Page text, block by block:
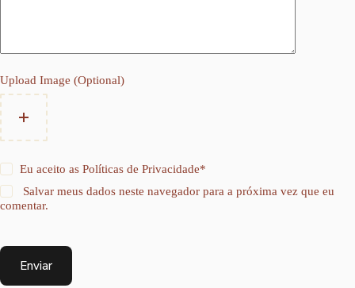
Upload Image (Optional)
Eu aceito asPolíticas de Privacidade*
Salvar meus dados neste navegador para a próxima vez que eu
comentar.
Enviar